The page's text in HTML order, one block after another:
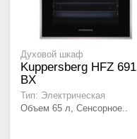
Духовой шкаф
Kuppersberg HFZ 691
BX
Тип: Электрическая
Объем 65 л, Сенсорное..